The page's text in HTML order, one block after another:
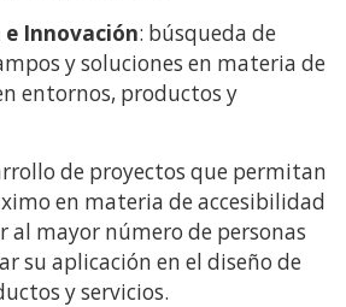
Innovación: búsqueda de
y soluciones en materia de
entornos, productos y
de proyectos que permitan
en materia de accesibilidad
al mayor número de personas
su aplicación en el diseño de
y servicios.